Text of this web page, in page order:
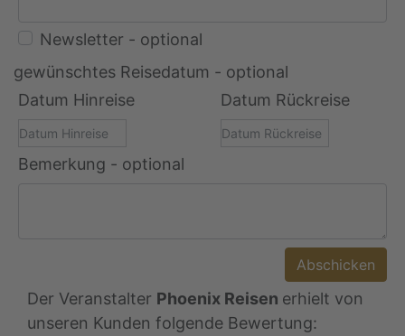
Newsletter - optional
gewünschtes Reisedatum - optional
Datum Hinreise
Datum Rückreise
Bemerkung - optional
Abschicken
Der Veranstalter Phoenix Reisen erhielt von
unseren Kunden folgende Bewertung: